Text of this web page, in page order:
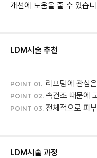
개선에 도움을 줄 수 있습
LDM시술 추천
POINT 01. 리프팅에 관심
POINT 02. 속건조 때문에
POINT 03. 전체적으로 피
LDM시술 과정